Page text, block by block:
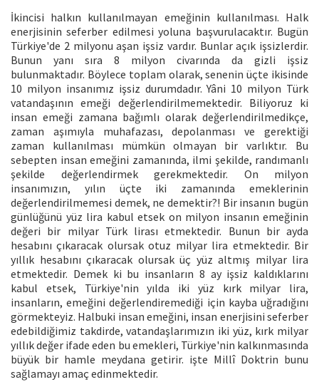
İkincisi halkın kullanılmayan emeğinin kullanılması. Halk
enerjisinin seferber edilmesi yoluna başvurulacaktır. Bugün
Türkiye'de 2 milyonu aşan işsiz vardır. Bunlar açık işsizlerdir.
Bunun yanı sıra 8 milyon civarında da gizli işsiz
bulunmaktadır. Böylece toplam olarak, senenin üçte ikisinde
10 milyon insanımız işsiz durumdadır. Yâni 10 milyon Türk
vatandaşının emeği değerlendirilmemektedir. Biliyoruz ki
insan emeği zamana bağımlı olarak değerlendirilmedikçe,
zaman aşımıyla muhafazası, depolanması ve gerektiği
zaman kullanılması mümkün olmayan bir varlıktır. Bu
sebepten insan emeğini zamanında, ilmi şekilde, randımanlı
şekilde değerlendirmek gerekmektedir. On milyon
insanımızın, yılın üçte iki zamanında emeklerinin
değerlendirilmemesi demek, ne demektir?! Bir insanın bugün
günlüğünü yüz lira kabul etsek on milyon insanın emeğinin
değeri bir milyar Türk lirası etmektedir. Bunun bir ayda
hesabını çıkaracak olursak otuz milyar lira etmektedir. Bir
yıllık hesabını çıkaracak olursak üç yüz altmış milyar lira
etmektedir. Demek ki bu insanların 8 ay işsiz kaldıklarını
kabul etsek, Türkiye'nin yılda iki yüz kırk milyar lira,
insanların, emeğini değerlendiremediği için kayba uğradığını
görmekteyiz. Halbuki insan emeğini, insan enerjisini seferber
edebildiğimiz takdirde, vatandaşlarımızın iki yüz, kırk milyar
yıllık değer ifade eden bu emekleri, Türkiye'nin kalkınmasında
büyük bir hamle meydana getirir. işte Millî Doktrin bunu
sağlamayı amaç edinmektedir.